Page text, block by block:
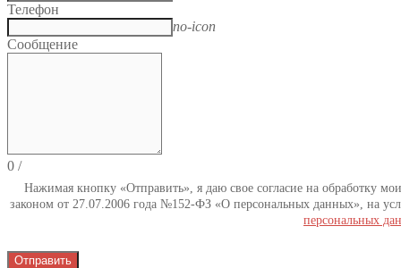
Телефон
no-icon
Сообщение
0 /
Нажимая кнопку «Отправить», я даю свое согласие на обработку
законом от 27.07.2006 года №152-ФЗ «О персональных данных», на
персональных
Отправить